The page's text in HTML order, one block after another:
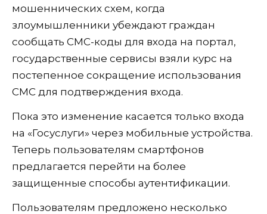
мошеннических схем, когда
злоумышленники убеждают граждан
сообщать СМС-коды для входа на портал,
государственные сервисы взяли курс на
постепенное сокращение использования
СМС для подтверждения входа.
Пока это изменение касается только входа
на «Госуслуги» через мобильные устройства.
Теперь пользователям смартфонов
предлагается перейти на более
защищенные способы аутентификации.
Пользователям предложено несколько